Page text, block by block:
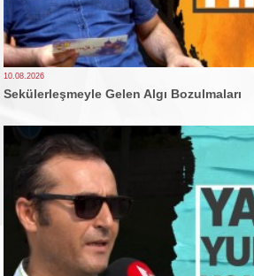
10.08.2026
Sekülerleşmeyle Gelen Algı Bozulmaları